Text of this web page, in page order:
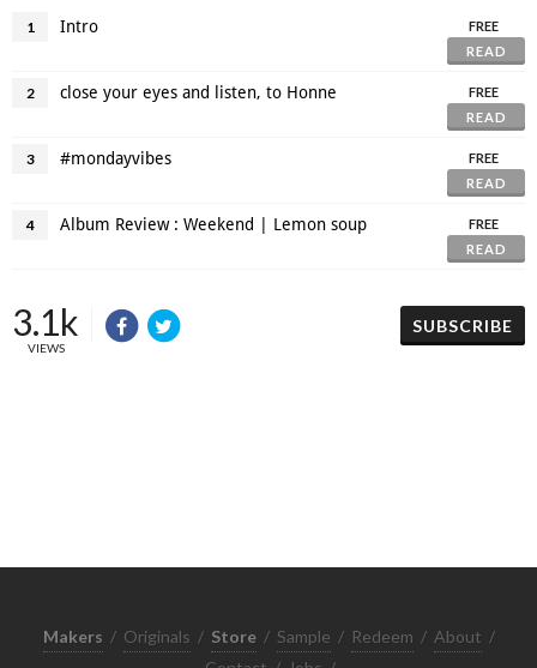
1 Intro
FREE
READ
2 close your eyes and listen, to Honne
FREE
READ
3 #mondayvibes
FREE
READ
4 Album Review : Weekend | Lemon soup
FREE
READ
3.1k
VIEWS
SUBSCRIBE
Makers / Originals / Store / Sample / Redeem / About /